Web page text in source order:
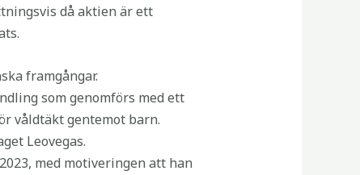
då aktien är ett
framgångar.
som genomförs med ett
våldtäkt gentemot barn.
Leovegas.
med motiveringen att han